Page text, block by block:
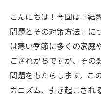
こんにちは！今回は「結
問題とその対策方法」に
は寒い季節に多くの家庭
ごされがちですが、その
問題をもたらします。こ
カニズム、引き起こされ